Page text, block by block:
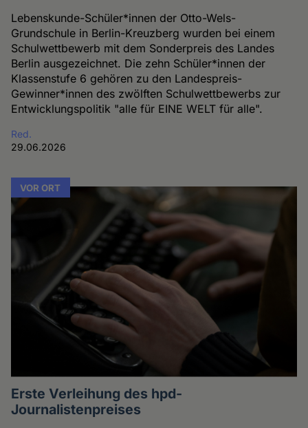
Lebenskunde-Schüler*innen der Otto-Wels-
Grundschule in Berlin-Kreuzberg wurden bei einem
Schulwettbewerb mit dem Sonderpreis des Landes
Berlin ausgezeichnet. Die zehn Schüler*innen der
Klassenstufe 6 gehören zu den Landespreis-
Gewinner*innen des zwölften Schulwettbewerbs zur
Entwicklungspolitik "alle für EINE WELT für alle".
Red.
29.06.2026
VOR ORT
Erste Verleihung des hpd-
Journalistenpreises